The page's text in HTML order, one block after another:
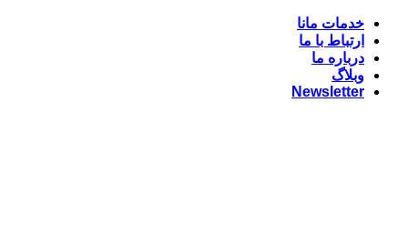
Skip
content
خدمات مانا
ارتباط با ما
درباره ما
وبلاگ
Newsletter